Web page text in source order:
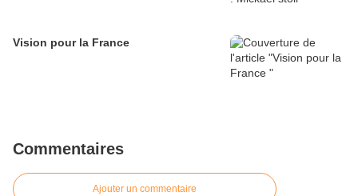
Vision pour la France
Commentaires
Ajouter un commentaire